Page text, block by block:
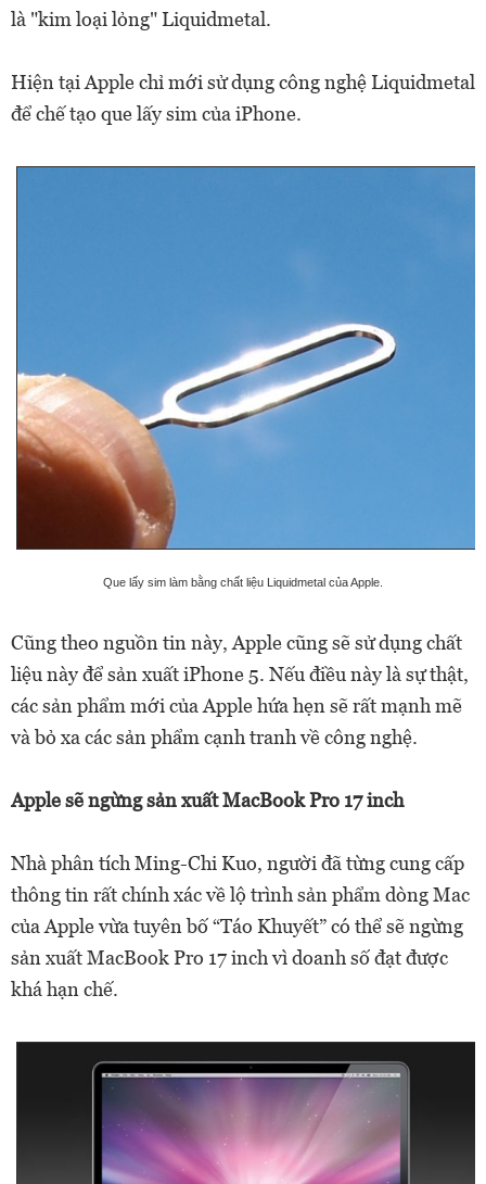
là "kim loại lỏng" Liquidmetal.
Hiện tại Apple chỉ mới sử dụng công nghệ Liquidmetal
để chế tạo que lấy sim của iPhone.
Que lấy sim làm bằng chất liệu Liquidmetal của Apple.
Cũng theo nguồn tin này, Apple cũng sẽ sử dụng chất
liệu này để sản xuất iPhone 5. Nếu điều này là sự thật,
các sản phẩm mới của Apple hứa hẹn sẽ rất mạnh mẽ
và bỏ xa các sản phẩm cạnh tranh về công nghệ.
Apple sẽ ngừng sản xuất MacBook Pro 17 inch
Nhà phân tích Ming-Chi Kuo, người đã từng cung cấp
thông tin rất chính xác về lộ trình sản phẩm dòng Mac
của Apple vừa tuyên bố “Táo Khuyết” có thể sẽ ngừng
sản xuất MacBook Pro 17 inch vì doanh số đạt được
khá hạn chế.